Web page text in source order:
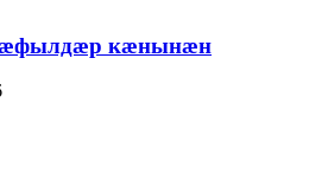
кæнынæн